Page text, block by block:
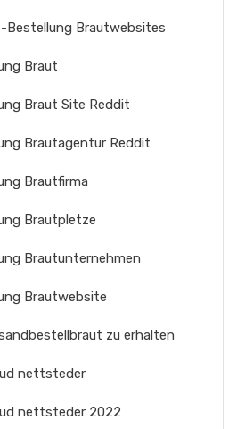
Bestellung Brautwebsites
Braut
Braut Site Reddit
Brautagentur Reddit
Brautfirma
Brautpletze
Brautunternehmen
Brautwebsite
zu erhalten
nettsteder
nettsteder 2022